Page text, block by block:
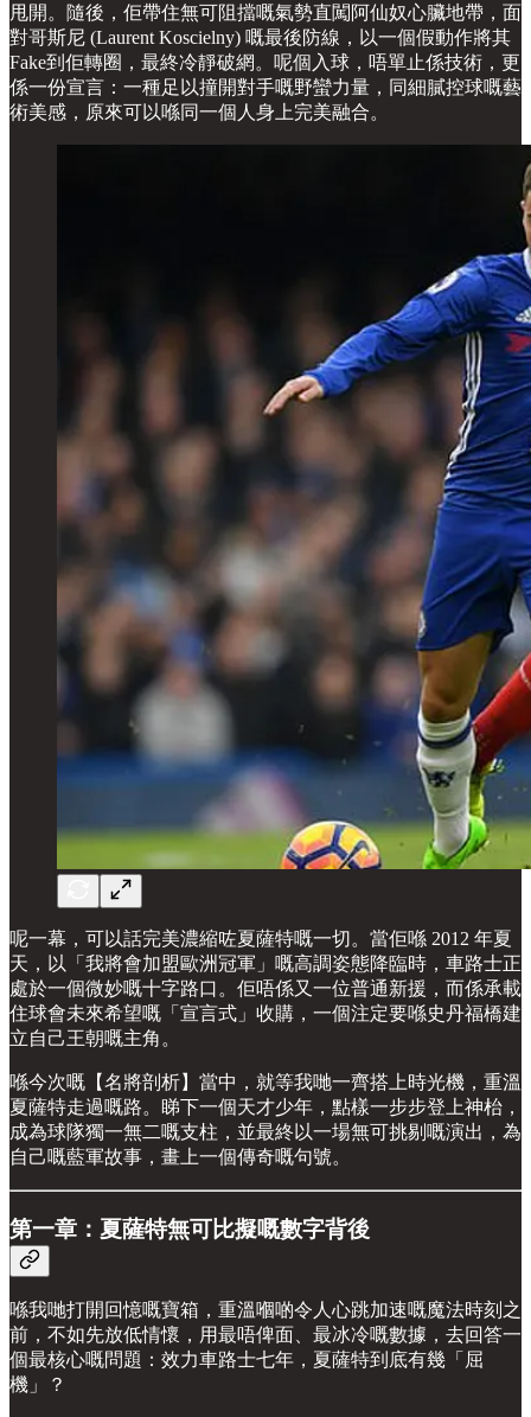
甩開。隨後，佢帶住無可阻擋嘅氣勢直闖阿仙奴心臟地帶，面
對哥斯尼 (Laurent Koscielny) 嘅最後防線，以一個假動作將其
Fake到佢轉圈，最終冷靜破網。呢個入球，唔單止係技術，更
係一份宣言：一種足以撞開對手嘅野蠻力量，同細膩控球嘅藝
術美感，原來可以喺同一個人身上完美融合。
呢一幕，可以話完美濃縮咗夏薩特嘅一切。當佢喺 2012 年夏
天，以「我將會加盟歐洲冠軍」嘅高調姿態降臨時，車路士正
處於一個微妙嘅十字路口。佢唔係又一位普通新援，而係承載
住球會未來希望嘅「宣言式」收購，一個注定要喺史丹福橋建
立自己王朝嘅主角。
喺今次嘅【名將剖析】當中，就等我哋一齊搭上時光機，重溫
夏薩特走過嘅路。睇下一個天才少年，點樣一步步登上神枱，
成為球隊獨一無二嘅支柱，並最終以一場無可挑剔嘅演出，為
自己嘅藍軍故事，畫上一個傳奇嘅句號。
第一章：夏薩特無可比擬嘅數字背後
喺我哋打開回憶嘅寶箱，重溫嗰啲令人心跳加速嘅魔法時刻之
前，不如先放低情懷，用最唔俾面、最冰冷嘅數據，去回答一
個最核心嘅問題：效力車路士七年，夏薩特到底有幾「屈
機」？